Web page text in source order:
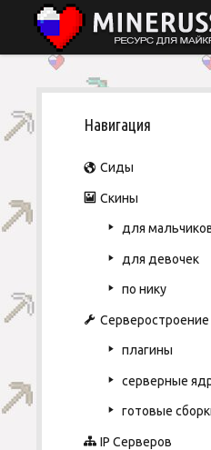
Навигация
Сиды
Скины
для
для девочек
по нику
Серверостроение
плагины
серверные
готовые
IP Серверов